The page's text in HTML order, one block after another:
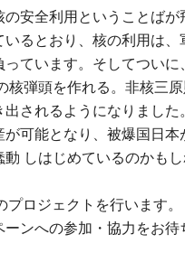
安全利用ということば
るとおり、核の利用は
ています。そしてつい
核弾頭を作れる。非核三
されるようになりまし
可能となり、被爆国日
しはじめているのかもし
ロジェクトを行います。
ーンへの参加・協力をお待